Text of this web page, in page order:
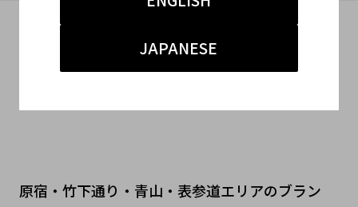
JAPANESE
2016.12.31
#メンズ #レディース
原宿・竹下通り・青山・表参道エリアのブラン